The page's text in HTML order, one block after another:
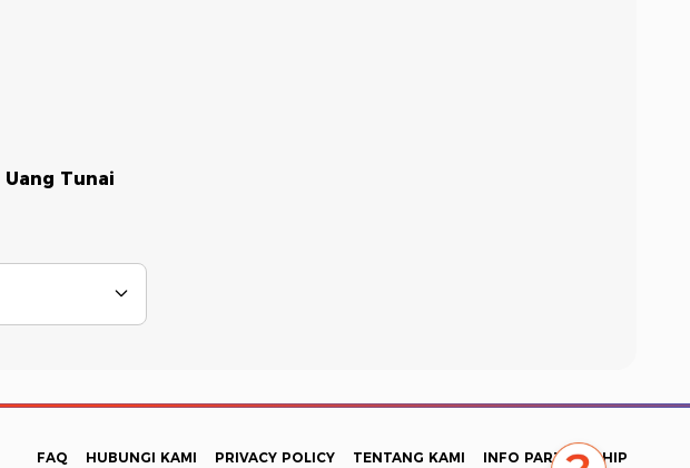
Uang Tunai
FAQ HUBUNGI KAMI PRIVACY POLICY TENTANG KAMI INFO PARTNERSHIP